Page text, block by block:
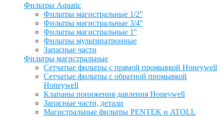
Фильтры Aquatic
Фильтры магистральные 1/2''
Фильтры магистральные 3/4''
Фильтры магистральные 1''
Фильтры мультипатронные
Запасные части
Фильтры магистральные
Сетчатые фильтры с прямой промывкой Honeywell
Сетчатые фильтры с обратной промывкой
Honeywell
Клапаны понижения давления Honeywell
Запасные части, детали
Магистральные фильтры PENTEK и ATOLL